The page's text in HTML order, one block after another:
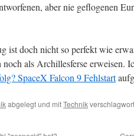
aber nie geflogenen
ist doch nicht so perfekt wie
als Archillesferse erweisen.
SpaceX Falcon 9 Fehlstart
abgelegt und mitTechnik